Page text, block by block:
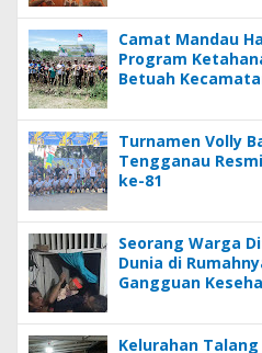
Camat Mandau
Program
Betuah
Turnamen Volly
Tengganau
ke-81
Seorang Warga
Dunia di
Gangguan
Kelurahan